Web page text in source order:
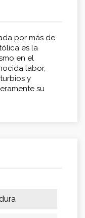
por más de
es la
en el
labor,
y
su